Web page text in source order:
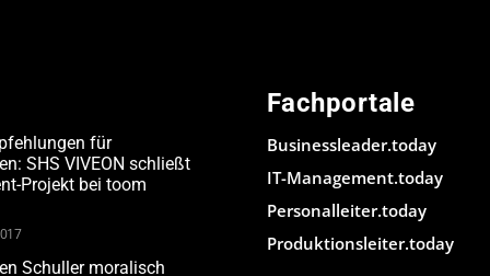
für
SHS VIVEON schließt
Projekt bei toom
Schuller moralisch
Fachportale
Businessleader.today
IT-Management.today
Personalleiter.today
Produktionsleiter.today